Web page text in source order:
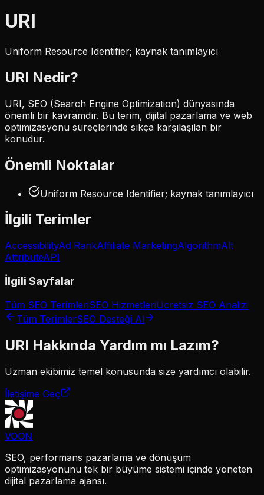
URI
Uniform Resource Identifier; kaynak tanımlayıcı
URI Nedir?
URI, SEO (Search Engine Optimization) dünyasında
önemli bir kavramdır. Bu terim, dijital pazarlama ve web
optimizasyonu süreçlerinde sıkça karşılaşılan bir
konudur.
Önemli Noktalar
Uniform Resource Identifier; kaynak tanımlayıcı
İlgili Terimler
AccessibilityAd RankAffiliate MarketingAlgorithmAlt
AttributeAPI
İlgili Sayfalar
Tüm SEO TerimleriSEO HizmetleriÜcretsiz SEO Analizi
Tüm TerimlerSEO Desteği Al
URI Hakkında Yardım mı Lazım?
Uzman ekibimiz temel konusunda size yardımcı olabilir.
İletişime Geç
VOON
SEO, performans pazarlama ve dönüşüm
optimizasyonunu tek bir büyüme sistemi içinde yöneten
dijital pazarlama ajansı.